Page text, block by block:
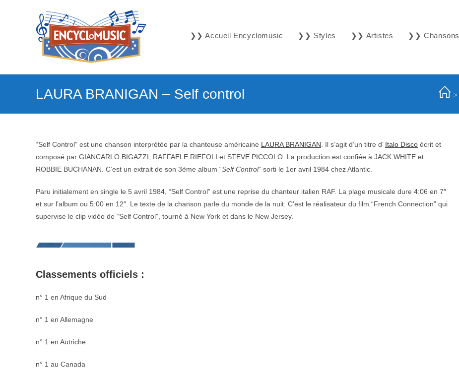
❯❯ Accueil Encyclomusic ❯❯ Styles ❯❯ Artistes ❯❯ Chansons
LAURA BRANIGAN – Self control >
“Self Control” est une chanson interprétée par la chanteuse américaine LAURA BRANIGAN . Il s’agit d’un titre d’ Italo Disco écrit et
composé par GIANCARLO BIGAZZI, RAFFAELE RIEFOLI et STEVE PICCOLO. La production est confiée à JACK WHITE et
ROBBIE BUCHANAN. C’est un extrait de son 3ème album “Self Control” sorti le 1er avril 1984 chez Atlantic.
Paru initialement en single le 5 avril 1984, “Self Control” est une reprise du chanteur italien RAF. La plage musicale dure 4:06 en 7″
et sur l’album ou 5:00 en 12″. Le texte de la chanson parle du monde de la nuit. C’est le réalisateur du film “French Connection” qui
supervise le clip vidéo de “Self Control”, tourné à New York et dans le New Jersey.
Classements officiels :
n° 1 en Afrique du Sud
n° 1 en Allemagne
n° 1 en Autriche
n° 1 au Canada